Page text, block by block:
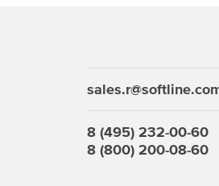
8 (495) 232-00-60
8 (800) 200-08-60